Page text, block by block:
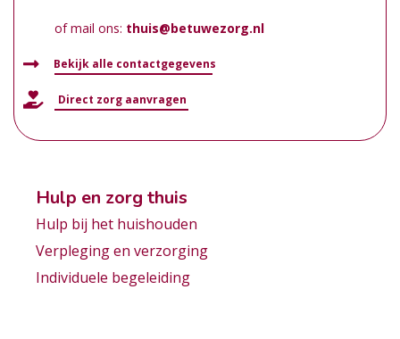
of mail ons: thuis@betuwezorg.nl
Bekijk alle contactgegevens
Direct zorg aanvragen
Hulp en zorg thuis
Hulp bij het huishouden
Verpleging en verzorging
Individuele begeleiding